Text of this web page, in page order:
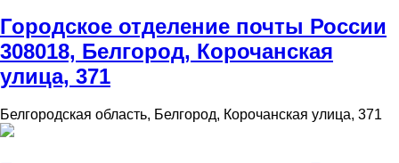
Городское отделение почты России
308018, Белгород, Корочанская
улица, 371
Белгородская область, Белгород, Корочанская улица, 371